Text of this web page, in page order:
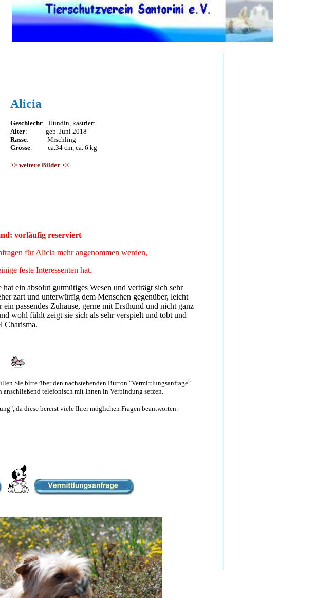
Alicia
Geschlecht: Hündin, kastriert
Alter: geb. Juni 2018
Rasse: Mischling
Grösse: ca.34 cm, ca. 6 kg
>> weitere Bilder <<
vorläufig reserviert
für Alicia mehr angenommen werden,
feste Interessenten hat.
ein absolut gutmütiges Wesen und verträgt sich sehr
zart und unterwürfig dem Menschen gegenüber, leicht
passendes Zuhause, gerne mit Ersthund und nicht ganz
wohl fühlt zeigt sie sich als sehr verspielt und tobt und
Charisma.
Sie bitte über den nachstehenden Button "Vermittlungsanfrage"
anschließend telefonisch mit Ihnen in Verbindung setzen.
da diese bereist viele Ihrer möglichen Fragen beantworten.